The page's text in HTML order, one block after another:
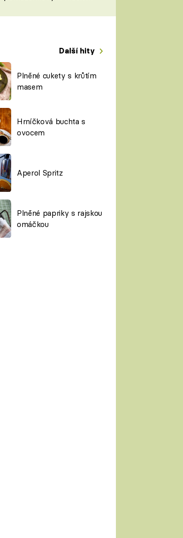
Další hity
Plněné cukety s krůtím
masem
Hrníčková buchta s
ovocem
Aperol Spritz
Plněné papriky s rajskou
omáčkou